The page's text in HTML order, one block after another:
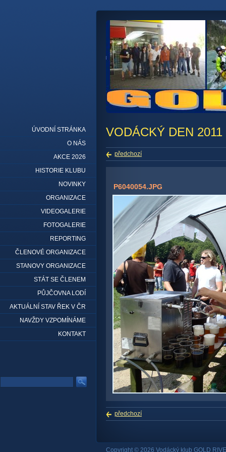
VODÁCKÝ DEN 2011
předchozí
P6040054.JPG
předchozí
ÚVODNÍ STRÁNKA
O NÁS
AKCE 2026
HISTORIE KLUBU
NOVINKY
ORGANIZACE
VIDEOGALERIE
FOTOGALERIE
REPORTING
ČLENOVÉ ORGANIZACE
STANOVY ORGANIZACE
STÁT SE ČLENEM
PŮJČOVNA LODÍ
AKTUÁLNÍ STAV ŘEK V ČR
NAVŽDY VZPOMÍNÁME
KONTAKT
Copyright © 2026 Vodácký klub GOLD